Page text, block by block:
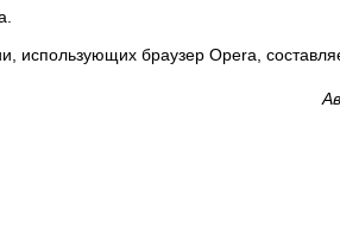
использующих браузер Opera,